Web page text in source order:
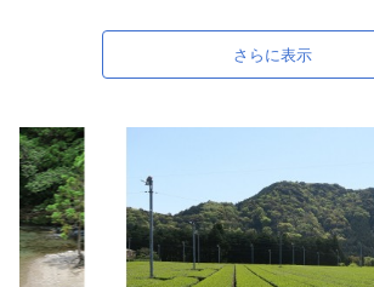
澄んだ水が美しい清流宮川が町の中心を流
に囲まれた度会町。
町では、ご寄付いただきました厚意を、子
祉の充実、
まちづくり活動などに活用させていただきま
よろしければ、度会町のまちづくりのアイ
お寄せください。
さらに表示